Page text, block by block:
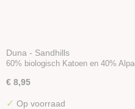
Duna - Sandhills
60% biologisch Katoen en 40%
€ 8,95
✓ Op voorraad